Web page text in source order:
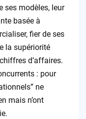
ses modèles, leur
basée à
fier de ses
la supériorité
d’affaires.
: pour
ne
mais n’ont